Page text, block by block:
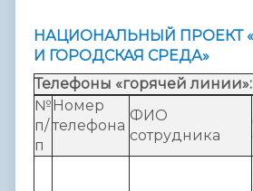
НАЦИОНАЛЬНЫЙ ПРОЕКТ
И ГОРОДСКАЯ СРЕДА»
Телефоны «горячей линии»:
№
п/
п
Номер
телефона
ФИО
сотрудника